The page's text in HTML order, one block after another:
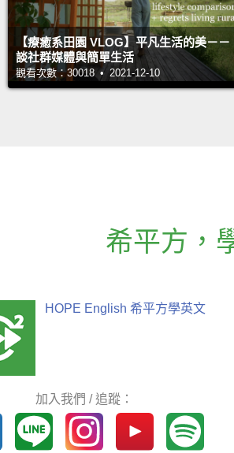
【療癒系田園 VLOG】平凡生活的美－－
談社群媒體與簡單生活
觀看次數：30018 • 2021-12-10
希平方 ，
HOPE English 希平方學英文
加入我們 / 追蹤：